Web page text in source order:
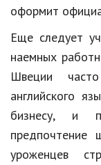
оформит
Еще следует
наемных
Швеции
английского
бизнесу, и
предпочтение
уроженцев